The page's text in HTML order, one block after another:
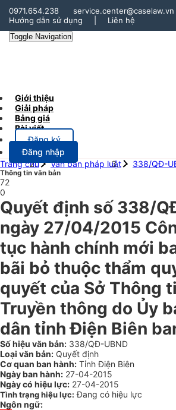
0971.654.238
service.center@caselaw.vn
Hướng dẫn sử dụng
Liên hệ
Toggle Navigation
Giới thiệu
Giải pháp
Bảng giá
Bài viết
Đăng ký
Đăng nhập
Trang chủ
Văn bản pháp luật 338/QĐ-
Thông tin văn bản
72
0
Quyết định số 338/
ngày 27/04/2015
tục hành chính mới
bãi bỏ thuộc thẩm
quyết của Sở Thông
Truyền thông do Ủy
dân tỉnh Điện Biên
Số hiệu văn bản: 338/QĐ-UBND
Loại văn bản: Quyết định
Cơ quan ban hành: Tỉnh Điện Biên
Ngày ban hành: 27-04-2015
Ngày có hiệu lực: 27-04-2015
Tình trạng hiệu lực: Đang có hiệu lực
Ngôn ngữ: